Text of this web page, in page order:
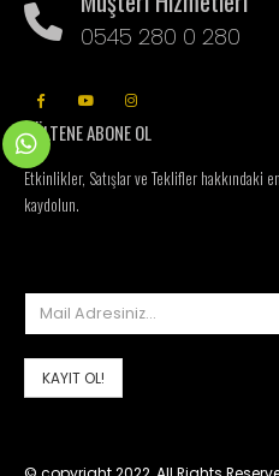
0545 280 0 280
BÜLTENE ABONE OL
Etkinlikler, Satışlar ve Teklifler hakkındaki
kaydolun.